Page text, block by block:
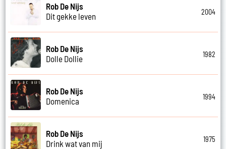
Rob De Nijs
Dit gekke leven
2004
Rob De Nijs
Dolle Dollie
1982
Rob De Nijs
Domenica
1994
Rob De Nijs
Drink wat van mij
1975